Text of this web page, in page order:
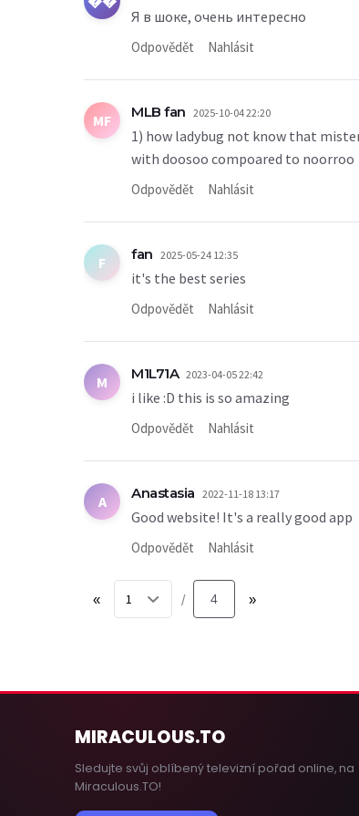
Я в шоке, очень интересно
Odpovědět Nahlásit
MF MLB fan 2025-10-04 22:20
1) how ladybug not know that
with doosoo compoared to noorroo
Odpovědět Nahlásit
F fan 2025-05-24 12:35
it's the best series
Odpovědět Nahlásit
M M1L71A 2023-04-05 22:42
i like :D this is so amazing
Odpovědět Nahlásit
A Anastasia 2022-11-18 13:17
Good website! It's a really good app
Odpovědět Nahlásit
« / 4 »
MIRACULOUS.TO
Sledujte svůj oblíbený televizní pořad online, na
Miraculous.TO!